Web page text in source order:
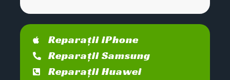
Reparații iPhone
Reparații Samsung
Reparații Huawei